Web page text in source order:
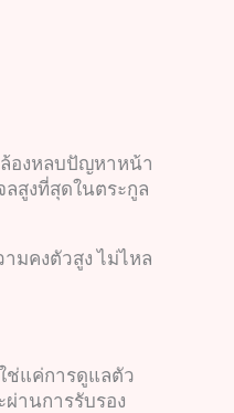
ล้องหลบปัญหาหน้า
ลสูงที่สุดในตระกูล
มคงตัวสูง ไม่ไหล
ช่แค่การดูแลตัว
านการรับรอง